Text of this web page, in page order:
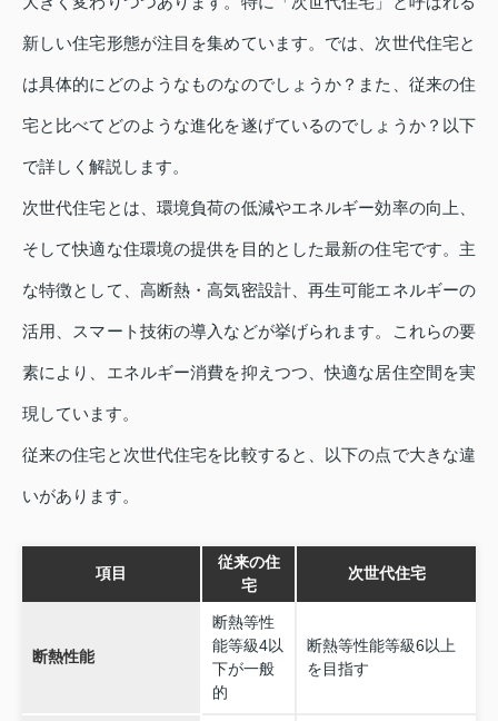
新しい住宅形態が注目を集めています。では、次世代住宅と
は具体的にどのようなものなのでしょうか？また、従来の住
宅と比べてどのような進化を遂げているのでしょうか？以下
で詳しく解説します。
次世代住宅とは、環境負荷の低減やエネルギー効率の向上、
そして快適な住環境の提供を目的とした最新の住宅です。主
な特徴として、高断熱・高気密設計、再生可能エネルギーの
活用、スマート技術の導入などが挙げられます。これらの要
素により、エネルギー消費を抑えつつ、快適な居住空間を実
現しています。
従来の住宅と次世代住宅を比較すると、以下の点で大きな違
いがあります。
項目
従来の住
宅
次世代住宅
断熱性能
断熱等性
能等級4以
下が一般
的
断熱等性能等級6以上
を目指す